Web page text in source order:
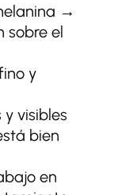
→
sobre el
y
visibles
bien
en